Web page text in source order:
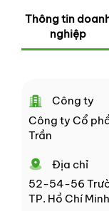
Thông tin
nghiệp
Công ty
Công ty Cổ
Trần
Địa chỉ
52-54-56
TP. Hồ Chí Minh